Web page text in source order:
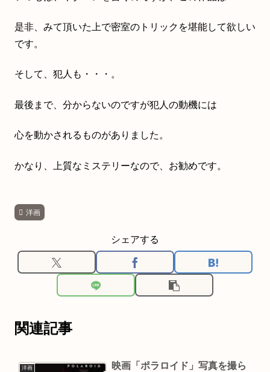
是非、みて頂いた上で密室のトリックを堪能して欲しい
です。
そして、犯人も・・・。
最後まで、分からないのですが犯人の動機には
心を動かされるものがありました。
かなり、上質なミステリーなので、お勧めです。
洋画
シェアする
関連記事
洋画
映画「ポラロイド」写真を撮ら